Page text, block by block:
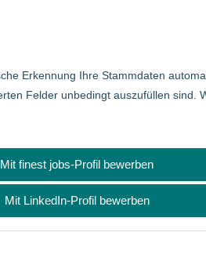
Erkennung Ihre Stammdaten
Felder unbedingt auszufüllen sind.
Mit finest jobs-Profil bewerben
Mit LinkedIn-Profil bewerben